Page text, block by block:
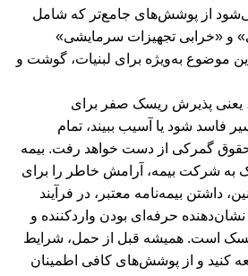
می‌شود از پوشش‌های جامع‌تر که شامل
و «خرابی تجهیزات سرمایشی»
موضوع به‌ویژه برای لبنیات، گوشت و
یعنی پذیرش ریسک صفر برای
فاسد شود یا آسیب ببیند، تمام
گمرکی از دست خواهد رفت. بیمه
به شرکت بیمه، آرامش خاطر را برای
داشتن بیمه‌نامه معتبر، در فرآیند
نشان‌دهنده حرفه‌ای بودن واردکننده و
است. همیشه قبل از حمل، شرایط
کنید و از پوشش‌های کافی اطمینان